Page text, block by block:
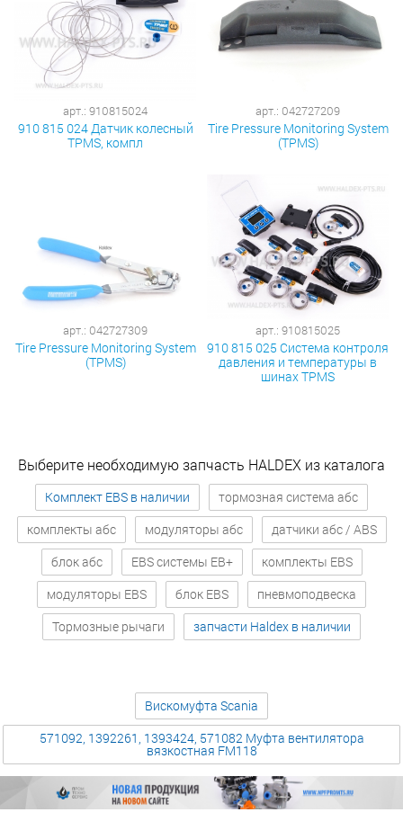
арт.: 910815024
910 815 024 Датчик колесный
TPMS, компл
арт.: 042727209
Tire Pressure Monitoring System
(TPMS)
арт.: 042727309
Tire Pressure Monitoring System
(TPMS)
арт.: 910815025
910 815 025 Система контроля
давления и температуры в
шинах TPMS
Выберите необходимую запчасть HALDEX из каталога
Комплект EBS в наличии
тормозная система абс
комплекты абс
модуляторы абс
датчики абс / ABS
блок абс
EBS системы EB+
комплекты EBS
модуляторы EBS
блок EBS
пневмоподвеска
Тормозные рычаги
запчасти Haldex в наличии
Вискомуфта Scania
571092, 1392261, 1393424, 571082 Муфта вентилятора
вязкостная FM118